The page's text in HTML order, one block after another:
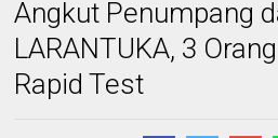
Angkut Penumpang
LARANTUKA, 3
Rapid Test